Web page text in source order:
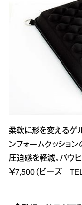
柔軟に形を変えるゲ
ンフォームクッショ
圧迫感を軽減。バウ
￥7,500（ビーズ TEL